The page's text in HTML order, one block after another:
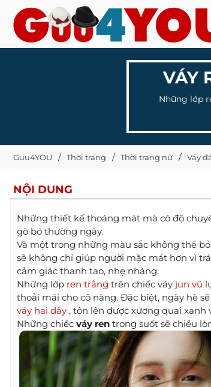
VÁY
Những lớp
Guu4YOU Thời trang Thời trang nữ Váy
NỘI DUNG
Những thiết kế thoáng mát mà có độ
gò bó thường ngày.
Và một trong những màu sắc không thể
sẽ không chỉ giúp người mặc mát hơn vì
cảm giác thanh tao, nhẹ nhàng.
Những lớp ren trắng trên chiếc váy jun vũ
thoải mái cho cô nàng. Đặc biệt, ngày hè
váy hai dây , tôn lên được xương quai xanh
Những chiếc váy ren trong suốt sẽ chiều